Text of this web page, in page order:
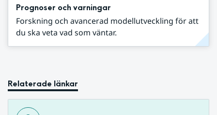
Prognoser och varningar
Forskning och avancerad modellutveckling för att
du ska veta vad som väntar.
Relaterade länkar